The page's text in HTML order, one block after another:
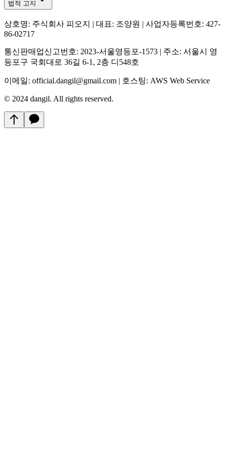
법적 고지
상호명: 주식회사 피오지 | 대표: 조양원 | 사업자등록번호: 427-
86-02717
통신판매업신고번호: 2023-서울영등포-1573 | 주소: 서울시 영
등포구 국회대로 36길 6-1, 2층 디548호
이메일: official.dangil@gmail.com | 호스팅: AWS Web Service
© 2024 dangil. All rights reserved.